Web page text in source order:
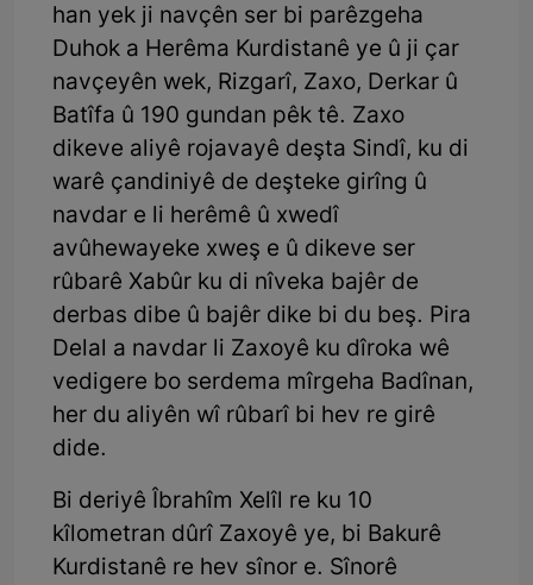
han yek ji navçên ser bi parêzgeha
Duhok a Herêma Kurdistanê ye û ji çar
navçeyên wek, Rizgarî, Zaxo, Derkar û
Batîfa û 190 gundan pêk tê. Zaxo
dikeve aliyê rojavayê deşta Sindî, ku di
warê çandiniyê de deşteke girîng û
navdar e li herêmê û xwedî
avûhewayeke xweş e û dikeve ser
rûbarê Xabûr ku di nîveka bajêr de
derbas dibe û bajêr dike bi du beş. Pira
Delal a navdar li Zaxoyê ku dîroka wê
vedigere bo serdema mîrgeha Badînan,
her du aliyên wî rûbarî bi hev re girê
dide.
Bi deriyê Îbrahîm Xelîl re ku 10
kîlometran dûrî Zaxoyê ye, bi Bakurê
Kurdistanê re hev sînor e. Sînorê